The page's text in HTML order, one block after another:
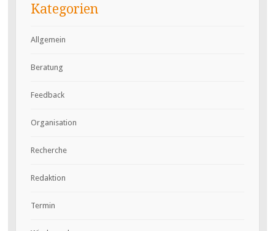
Kategorien
Allgemein
Beratung
Feedback
Organisation
Recherche
Redaktion
Termin